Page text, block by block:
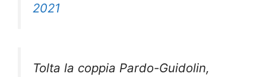
2021
Tolta la coppia Pardo-Guidolin,